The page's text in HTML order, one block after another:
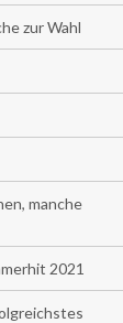
zur Wahl
manche
2021